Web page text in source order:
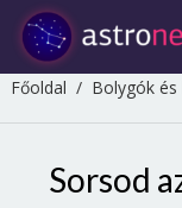
Főoldal / Bolygók és
Sorsod